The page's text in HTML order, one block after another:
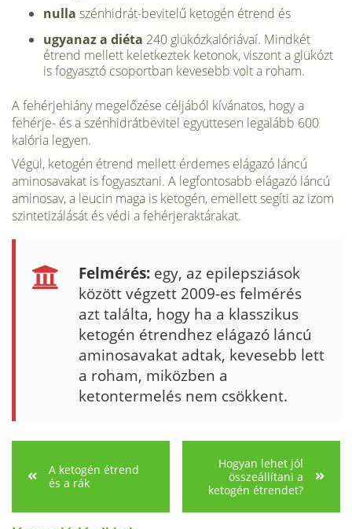
nulla szénhidrát-bevitelű ketogén étrend és
ugyanaz a diéta 240 glükózkalóriávaí. Mindkét
étrend mellett keletkeztek ketonok, viszont a glükózt
is fogyasztó csoportban kevesebb volt a roham.
A fehérjehiány megelőzése céljából kívánatos, hogy a
fehérje- és a szénhidrátbevitel együttesen legalább 600
kalória legyen.
Végül, ketogén étrend mellett érdemes elágazó láncú
aminosavakat is fogyasztani. A legfontosabb elágazó láncú
aminosav, a leucin maga is ketogén, emellett segíti az izom
szintetizálását és védi a fehérjeraktárakat.
Felmérés: egy, az epilepsziások
között végzett 2009-es felmérés
azt találta, hogy ha a klasszikus
ketogén étrendhez elágazó láncú
aminosavakat adtak, kevesebb lett
a roham, miközben a
ketontermelés nem csökkent.
A ketogén étrend
és a rák
Hogyan lehet jól
összeállítani a
ketogén étrendet?